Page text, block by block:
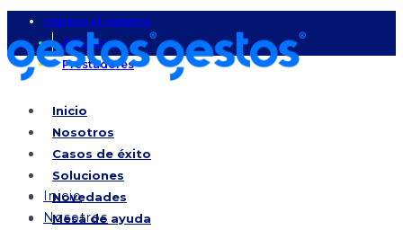
Ingreso al sistema
Afiliados
Prestadores
Inicio
Nosotros
Casos de éxito
Soluciones
Novedades
Mesa de ayuda
Inicio
Nosotros